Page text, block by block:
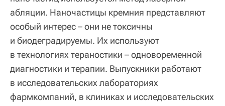
абляции. Наночастицы кремния представляют
особый интерес – они не токсичны
и биодеградируемы. Их используют
в технологиях тераностики – одновоременной
диагностики и терапии. Выпускники работают
в исследовательских лабораториях
фармкомпаний, в клиниках и исследовательских